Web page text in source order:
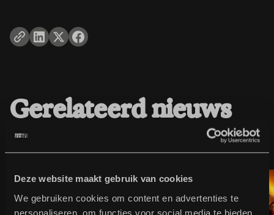
Deze website maakt gebruik van cookies
We gebruiken cookies om content en advertenties te
personaliseren, om functies voor social media te bieden
Gerelateerd nieuws
Bekijk meer nieuws